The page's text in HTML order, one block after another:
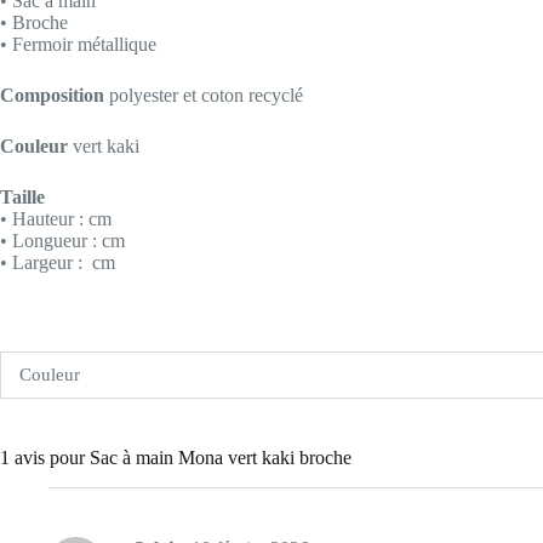
• Broche
• Fermoir métallique
Composition polyester et coton recyclé
Couleur vert kaki
Taille
• Hauteur : cm
• Longueur : cm
• Largeur : cm
Couleur
1 avis pour Sac à main Mona vert kaki broche